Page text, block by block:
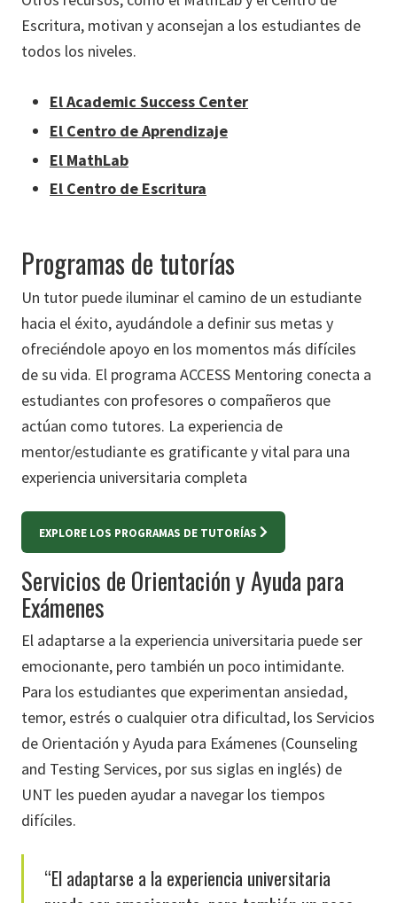
Escritura, motivan y aconsejan a los estudiantes de
todos los niveles.
El Academic Success Center
El Centro de Aprendizaje
El MathLab
El Centro de Escritura
Programas de tutorías
Un tutor puede iluminar el camino de un estudiante
hacia el éxito, ayudándole a definir sus metas y
ofreciéndole apoyo en los momentos más difíciles
de su vida. El programa ACCESS Mentoring conecta a
estudiantes con profesores o compañeros que
actúan como tutores. La experiencia de
mentor/estudiante es gratificante y vital para una
experiencia universitaria completa
EXPLORE LOS PROGRAMAS DE TUTORÍAS
Servicios de Orientación y Ayuda para
Exámenes
El adaptarse a la experiencia universitaria puede ser
emocionante, pero también un poco intimidante.
Para los estudiantes que experimentan ansiedad,
temor, estrés o cualquier otra dificultad, los Servicios
de Orientación y Ayuda para Exámenes (Counseling
and Testing Services, por sus siglas en inglés) de
UNT les pueden ayudar a navegar los tiempos
difíciles.
“El adaptarse a la experiencia universitaria